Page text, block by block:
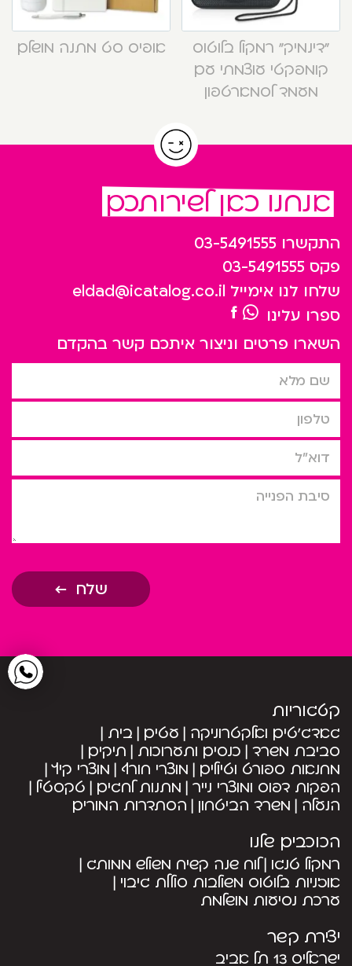
“דינמיק” רמקול בלוטוס
קומפקטי עוצמתי עם
מעמד לסמארטפון
אופיס סט מתנה מושלם
אנחנו כאן לשירותכם
התקשרו 03-5491555
פקס 03-5491555
שלחו לנו אימייל eldad@icatalog.co.il
ספרו עלינו
השארו פרטים וניצור איתכם קשר בהקדם
שם מלא
טלפון
דוא”ל
סיבת הפניה
שלח
קטגוריות
גאדג’טים ואלקטרוניקה עטים בית
סביבת משרד כנסים ותערוכות תיקים
מחנאות ספורט וטיולים מוצרי חורף מוצרי קיץ
הפקות דפוס ומוצרי נייר מתנות לחגים טקסטיל
הנעלה משרד הביטחון הסתדרות המורים
הכוכבים שלנו
רמקול טנגו לוח שנה קשיח משולש ממותג
אוזניות בלוטוס משולבות סוללת גיבוי
ערכת נסיעות מושלמת
יצירת קשר
ישראליס 13 תל אביב